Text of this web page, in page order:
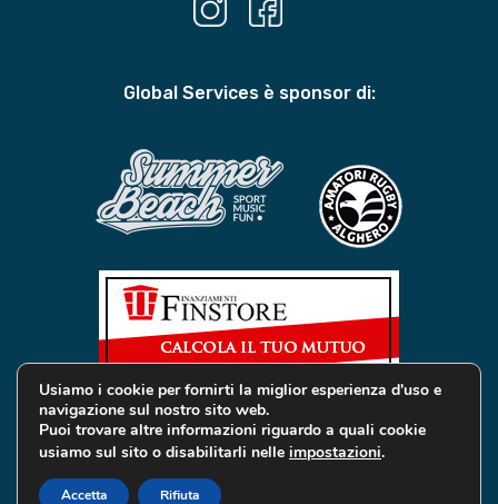
Global Services è sponsor di:
© 2019 Global Services Immobiliari | All rights reserved |
Privacy e Cookie
Usiamo i cookie per fornirti la miglior esperienza d'uso e
navigazione sul nostro sito web.
Puoi trovare altre informazioni riguardo a quali cookie
usiamo sul sito o disabilitarli nelle impostazioni.
Accetta Rifiuta